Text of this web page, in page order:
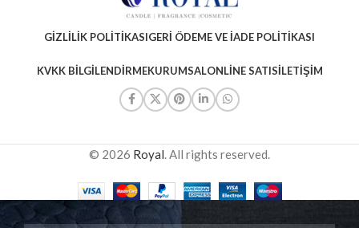
GIZLILIK POLITIKASIGERI ÖDEME VE İADE POLITIKASI
KVKK BILGILENDIRMEKURUMSALONLINE SATISİLETIŞIM
© 2026 Royal. All rights reserved.